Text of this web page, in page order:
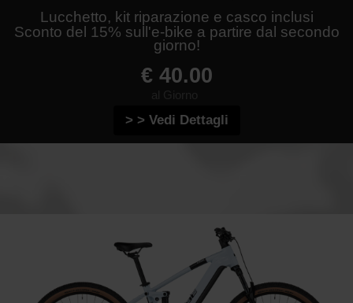
Lucchetto, kit riparazione e casco inclusi
Sconto del 15% sull'e-bike a partire dal secondo
giorno!
€ 40.00
> > Vedi Dettagli